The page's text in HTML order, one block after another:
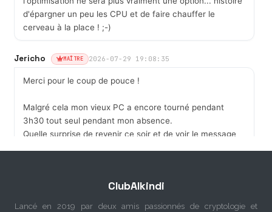
d'épargner un peu les CPU et de faire chauffer le
cerveau à la place ! ;-)
Jericho MAÎTRE 2026-07-29 19:08:35
Merci pour le coup de pouce !
Malgré cela mon vieux PC a encore tourné pendant
3h30 tout seul pendant mon absence.
Quelle surprise de revenir ce soir et de voir le message
quelques recherches avec d'autres scripts ce matin qui
ClubAlkindi
Lancé en 2019 par deux amis passionnés de cryptologie et